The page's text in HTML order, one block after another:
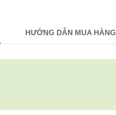
HƯỚNG DẪN MUA HÀNG